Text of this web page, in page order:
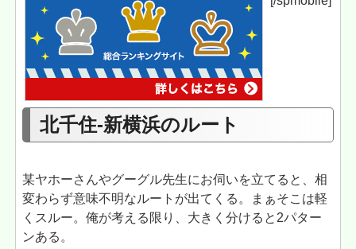
北千住-新横浜のルート
某ヤホーさんやグーグル先生にお伺いを立てると、相
変わらず意味不明なルートが出てくる。まぁそこは軽
くスルー。俺が考える限り、大きく分けると2パター
ンある。